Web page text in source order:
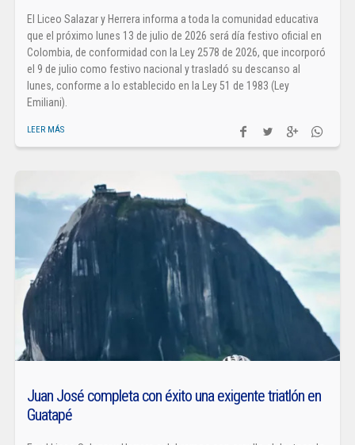
El Liceo Salazar y Herrera informa a toda la comunidad educativa
que el próximo lunes 13 de julio de 2026 será día festivo oficial en
Colombia, de conformidad con la Ley 2578 de 2026, que incorporó
el 9 de julio como festivo nacional y trasladó su descanso al
lunes, conforme a lo establecido en la Ley 51 de 1983 (Ley
Emiliani).
LEER MÁS
Juan José completa con éxito una exigente triatlón en
Guatapé